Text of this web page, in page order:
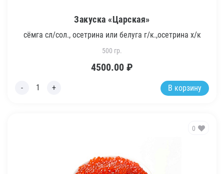
Закуска «Царская»
сёмга сл/сол., осетрина или белуга г/к.,осетрина х/к
500 гр.
4500.00 ₽
В корзину
0